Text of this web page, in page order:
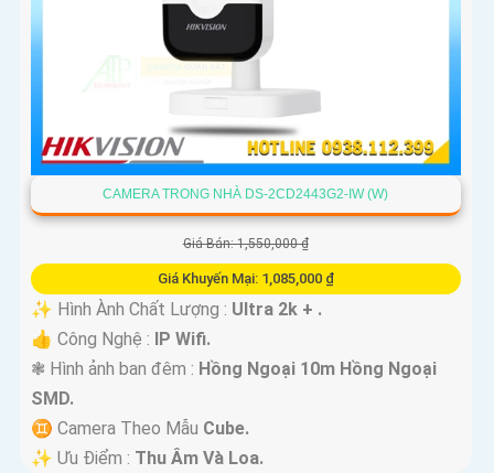
CAMERA TRONG NHÀ DS-2CD2443G2-IW (W)
Giá Bán: 1,550,000 ₫
Giá Khuyến Mại: 1,085,000 ₫
✨ Hình Ành Chất Lượng : Ultra 2k + .
👍 Công Nghệ : IP Wifi.
❃ Hình ảnh ban đêm : Hồng Ngoại 10m Hồng Ngoại
SMD.
♊ Camera Theo Mẫu Cube.
️✨ Ưu Điểm : Thu Âm Và Loa.